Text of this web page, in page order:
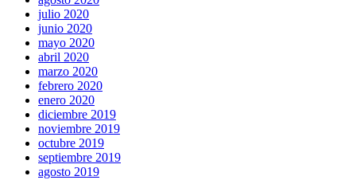
julio 2020
junio 2020
mayo 2020
abril 2020
marzo 2020
febrero 2020
enero 2020
diciembre 2019
noviembre 2019
octubre 2019
septiembre 2019
agosto 2019